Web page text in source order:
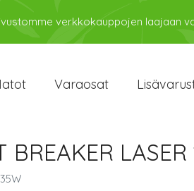
verkkokauppojen laajaan
Varaosat
LASER